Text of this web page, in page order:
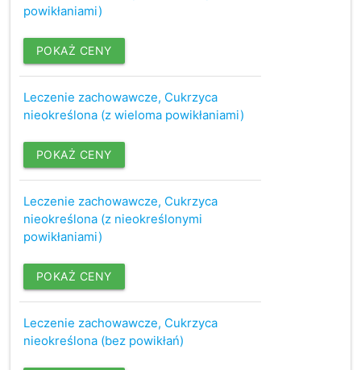
powikłaniami)
POKAŻ CENY
Leczenie zachowawcze, Cukrzyca
nieokreślona (z wieloma powikłaniami)
POKAŻ CENY
Leczenie zachowawcze, Cukrzyca
nieokreślona (z nieokreślonymi
powikłaniami)
POKAŻ CENY
Leczenie zachowawcze, Cukrzyca
nieokreślona (bez powikłań)